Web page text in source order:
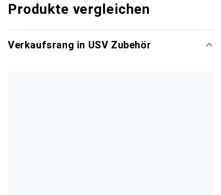
Produkte vergleichen
Verkaufsrang in USV Zubehör